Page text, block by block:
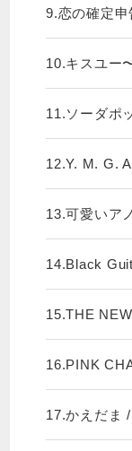
9.恋の確定
10.キスユー
11.ソーダポ
12.Y. M. G.
13.可愛いア
14.Black
15.THE
16.PINK
17.かえだま